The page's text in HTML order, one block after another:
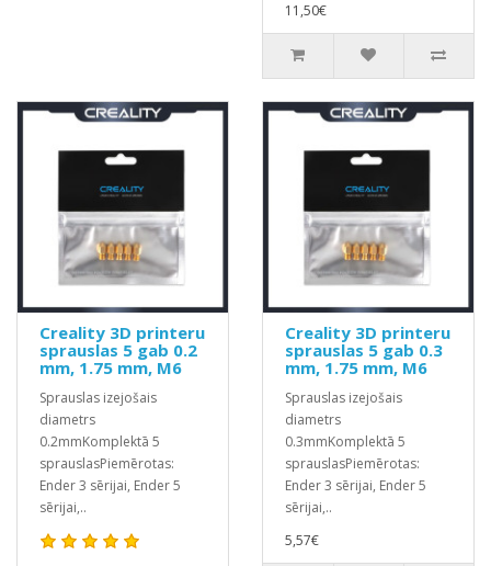
11,50€
Creality 3D printeru
sprauslas 5 gab 0.2
mm, 1.75 mm, M6
Sprauslas izejošais
diametrs
0.2mmKomplektā 5
sprauslasPiemērotas:
Ender 3 sērijai, Ender 5
sērijai,..
Creality 3D printeru
sprauslas 5 gab 0.3
mm, 1.75 mm, M6
Sprauslas izejošais
diametrs
0.3mmKomplektā 5
sprauslasPiemērotas:
Ender 3 sērijai, Ender 5
sērijai,..
5,57€